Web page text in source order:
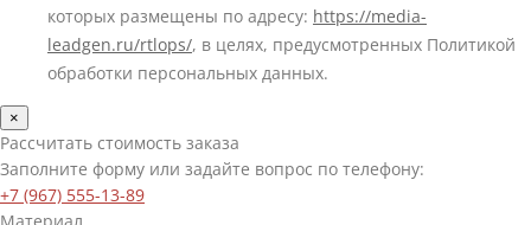
которых размещены по адресу: https://media-
leadgen.ru/rtlops/, в целях, предусмотренных Политикой
обработки персональных данных.
×
Рассчитать стоимость заказа
Заполните форму или задайте вопрос по телефону:
+7 (967) 555-13-89